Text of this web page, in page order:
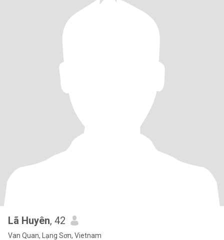
Lã Huyên, 42
Van Quan, Lạng Sơn, Vietnam